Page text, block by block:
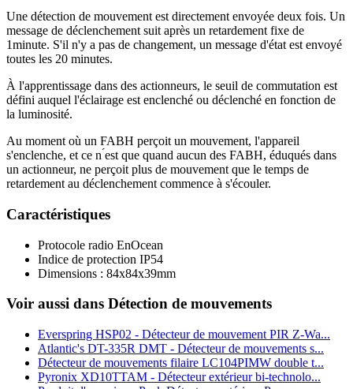
Une détection de mouvement est directement envoyée deux fois. Un
message de déclenchement suit après un retardement fixe de
1minute. S'il n'y a pas de changement, un message d'état est envoyé
toutes les 20 minutes.
À l'apprentissage dans des actionneurs, le seuil de commutation est
défini auquel l'éclairage est enclenché ou déclenché en fonction de
la luminosité.
Au moment où un FABH perçoit un mouvement, l'appareil
s'enclenche, et ce n ́est que quand aucun des FABH, éduqués dans
un actionneur, ne perçoit plus de mouvement que le temps de
retardement au déclenchement commence à s'écouler.
Caractéristiques
Protocole radio EnOcean
Indice de protection IP54
Dimensions : 84x84x39mm
Voir aussi dans Détection de mouvements
Everspring HSP02 - Détecteur de mouvement PIR Z-Wa...
Atlantic's DT-335R DMT - Détecteur de mouvements s...
Détecteur de mouvements filaire LC104PIMW double t...
Pyronix XD10TTAM - Détecteur extérieur bi-technolo...